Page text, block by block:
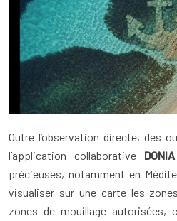
Outre l’observation directe, des
l’application collaborative DONIA
précieuses, notamment en
visualiser sur une carte les
zones de mouillage autorisées,